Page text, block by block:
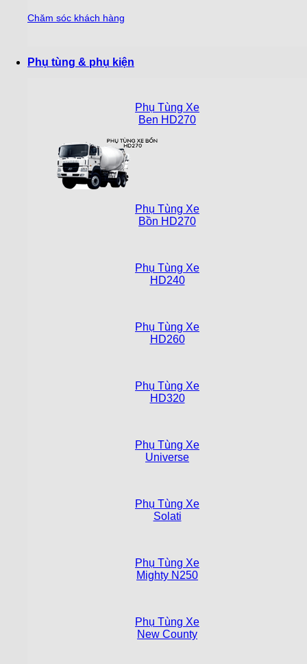
Chăm sóc khách hàng
Phụ tùng & phụ kiện
Phụ Tùng Xe
Ben HD270
Phụ Tùng Xe
Bồn HD270
Phụ Tùng Xe
HD240
Phụ Tùng Xe
HD260
Phụ Tùng Xe
HD320
Phụ Tùng Xe
Universe
Phụ Tùng Xe
Solati
Phụ Tùng Xe
Mighty N250
Phụ Tùng Xe
New County